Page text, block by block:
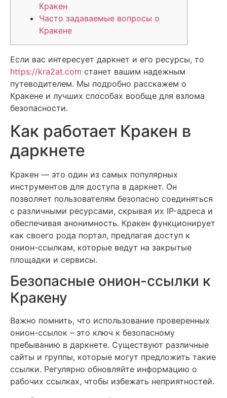
Кракен
Часто задаваемые вопросы о
Кракене
Если вас интересует даркнет и его ресурсы, то
https://kra2at.com станет вашим надежным
путеводителем. Мы подробно расскажем о
Кракене и лучших способах вообще для взлома
безопасности.
Как работает Кракен в
даркнете
Кракен — это один из самых популярных
инструментов для доступа в даркнет. Он
позволяет пользователям безопасно соединяться
с различными ресурсами, скрывая их IP-адреса и
обеспечивая анонимность. Кракен функционирует
как своего рода портал, предлагая доступ к
онион-ссылкам, которые ведут на закрытые
площадки и сервисы.
Безопасные онион-ссылки к
Кракену
Важно помнить, что использование проверенных
онион-ссылок – это ключ к безопасному
пребыванию в даркнете. Существуют различные
сайты и группы, которые могут предложить такие
ссылки. Регулярно обновляйте информацию о
рабочих ссылках, чтобы избежать неприятностей.